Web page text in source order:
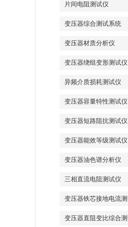
片间电阻测试仪
变压器综合测试系统
变压器材质分析仪
变压器绕组变形测试仪
异频介质损耗测试仪
变压器容量特性测试仪
变压器短路阻抗测试仪
变压器能效等级测试仪
变压器油色谱分析仪
三相直流电阻测试仪
变压器铁芯接地电流
变压器直阻变比综合